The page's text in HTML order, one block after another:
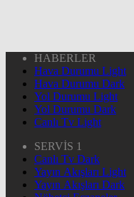
HABERLER
Hava Durumu Light
Hava Durumu Dark
Yol Durumu Light
Yol Durumu Dark
Canlı Tv Light
SERVİS 1
Canlı Tv Dark
Yayın Akışları Light
Yayın Akışları Dark